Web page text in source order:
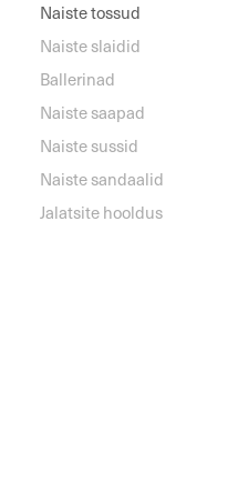
Naiste tossud
Naiste slaidid
Ballerinad
Naiste saapad
Naiste sussid
Naiste sandaalid
Jalatsite hooldus